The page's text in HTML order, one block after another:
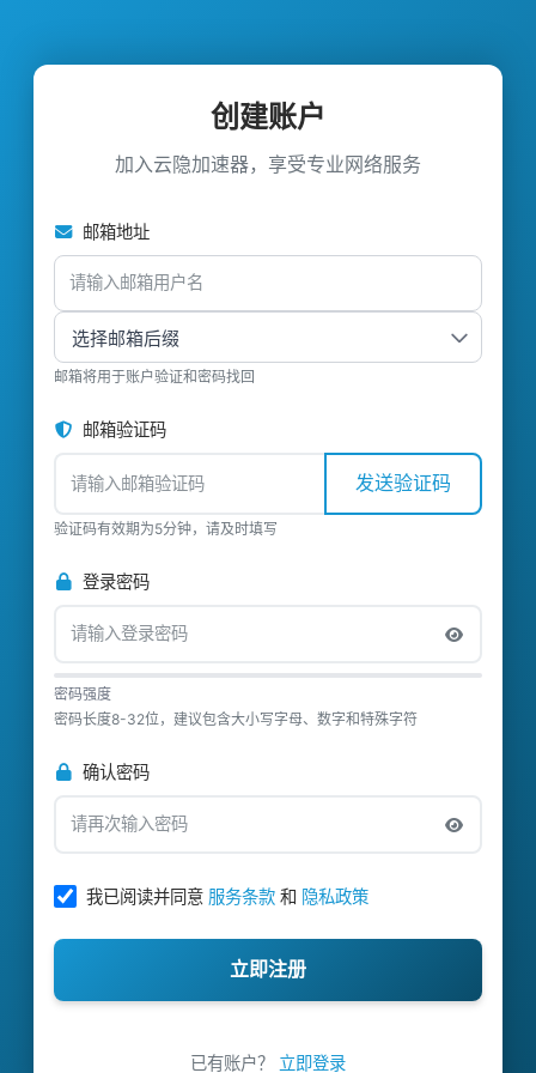
创建账户
加入云隐加速器，享受专业网络服务
邮箱地址
邮箱将用于账户验证和密码找回
邮箱验证码
发送验证码
验证码有效期为5分钟，请及时填写
登录密码
密码强度
密码长度8-32位，建议包含大小写字母、数字和特殊字符
确认密码
我已阅读并同意 服务条款 和 隐私政策
立即注册
已有账户？ 立即登录